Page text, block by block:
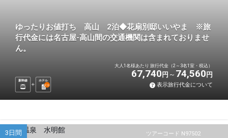
ゆったりお値打ち 高山 2泊◆花扇別邸いいやま ※旅
行代金には名古屋-高山間の交通機関は含まれておりませ
ん。
新幹線
ホテル
2泊
大人1名様あたり 旅行代金（2～3名1室・税込）
67,740 円 74,560 円
表示旅行代金について
ツアーコード N97502
3日間